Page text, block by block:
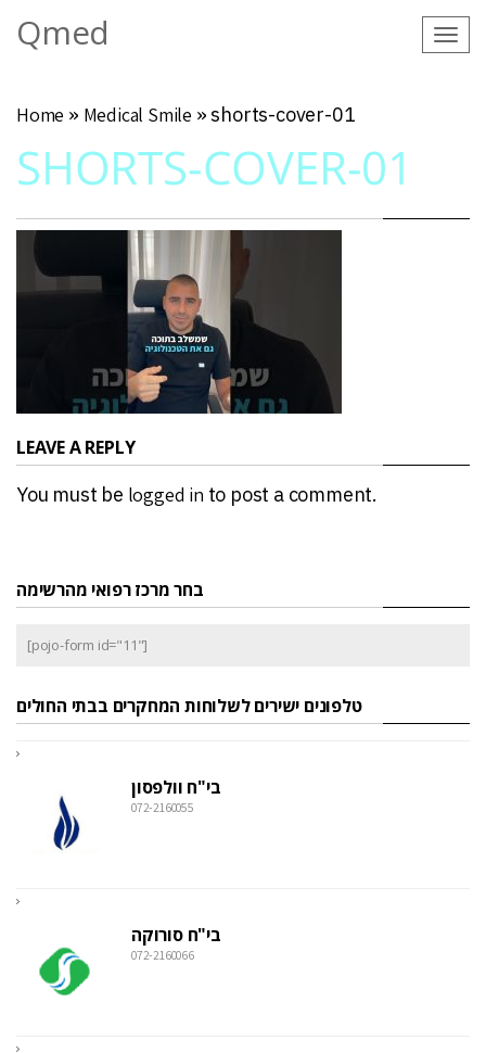
Qmed
Home » Medical Smile »shorts-cover-01
SHORTS-COVER-01
LEAVE A REPLY
You must be logged in to post a comment.
בחר מרכז רפואי מהרשימה
[pojo-form id="11"]
טלפונים ישירים לשלוחות המחקרים בבתי החולים
בי"ח וולפסון
072-2160055
בי"ח סורוקה
072-2160066